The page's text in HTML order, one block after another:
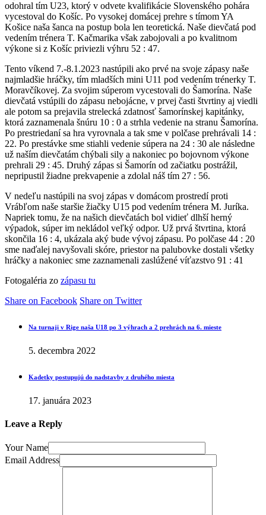
odohral tím U23, ktorý v odvete kvalifikácie Slovenského pohára
vycestoval do Košíc. Po vysokej domácej prehre s tímom YA
Košice naša šanca na postup bola len teoretická. Naše dievčatá pod
vedením trénera T. Kačmarika však zabojovali a po kvalitnom
výkone si z Košíc priviezli výhru 52 : 47.
Tento víkend 7.-8.1.2023 nastúpili ako prvé na svoje zápasy naše
najmladšie hráčky, tím mladších mini U11 pod vedením trénerky T.
Moravčíkovej. Za svojim súperom vycestovali do Šamorína. Naše
dievčatá vstúpili do zápasu nebojácne, v prvej časti štvrtiny aj viedli
ale potom sa prejavila strelecká zdatnosť šamorínskej kapitánky,
ktorá zaznamenala šnúru 10 : 0 a strhla vedenie na stranu Šamorína.
Po prestriedaní sa hra vyrovnala a tak sme v polčase prehrávali 14 :
22. Po prestávke sme stiahli vedenie súpera na 24 : 30 ale následne
už naším dievčatám chýbali sily a nakoniec po bojovnom výkone
prehrali 29 : 45. Druhý zápas si Šamorín od začiatku postrážil,
nepripustil žiadne prekvapenie a zdolal náš tím 27 : 56.
V nedeľu nastúpili na svoj zápas v domácom prostredí proti
Vrábľom naše staršie žiačky U15 pod vedením trénera M. Juríka.
Napriek tomu, že na našich dievčatách bol vidieť dlhší herný
výpadok, súper im nekládol veľký odpor. Už prvá štvrtina, ktorá
skončila 16 : 4, ukázala aký bude vývoj zápasu. Po polčase 44 : 20
sme naďalej navyšovali skóre, priestor na palubovke dostali všetky
hráčky a nakoniec sme zaznamenali zaslúžené víťazstvo 91 : 41
Fotogaléria zo zápasu tu
Share on Facebook Share on Twitter
Na turnaji v Rige naša U18 po 3 výhrach a 2 prehrách na 6. mieste
5. decembra 2022
Kadetky postupujú do nadstavby z druhého miesta
17. januára 2023
Leave a Reply
Your Name
Email Address